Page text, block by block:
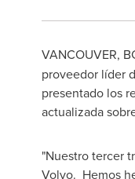
VANCOUVER,
proveedor líder
presentado los
actualizada
"Nuestro tercer
Volvo. Hemos